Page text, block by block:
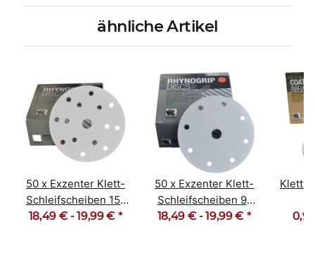
ähnliche Artikel
50 x Exzenter Klett-
Schleifscheiben 15-
Loch Korn 40-600
18,49 € -19,99 € *
50 x Exzenter Klett-
Schleifscheiben 9-
Loch Korn 40-600
18,49 € -19,99 € *
Klett